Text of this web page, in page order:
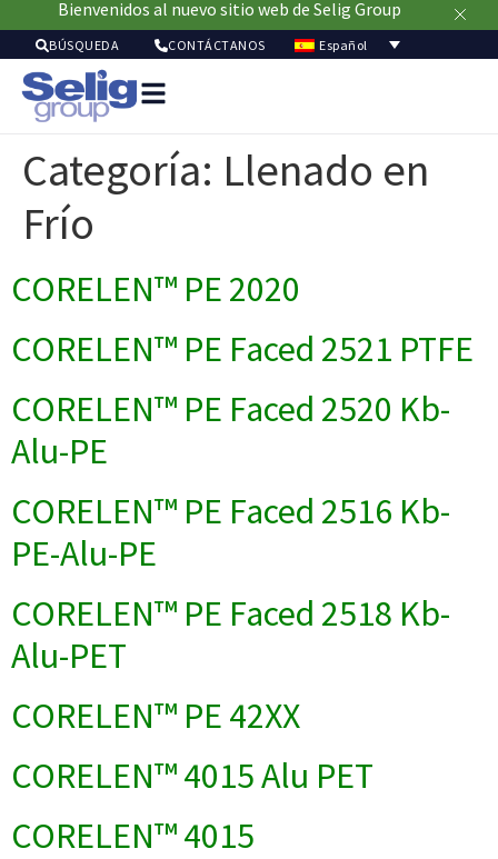
Bienvenidos al nuevo sitio web de Selig Group
BÚSQUEDA CONTÁCTANOS Español
Categoría: Llenado en
Frío
CORELEN™ PE 2020
CORELEN™ PE Faced 2521 PTFE
CORELEN™ PE Faced 2520 Kb-
Alu-PE
CORELEN™ PE Faced 2516 Kb-
PE-Alu-PE
CORELEN™ PE Faced 2518 Kb-
Alu-PET
CORELEN™ PE 42XX
CORELEN™ 4015 Alu PET
CORELEN™ 4015